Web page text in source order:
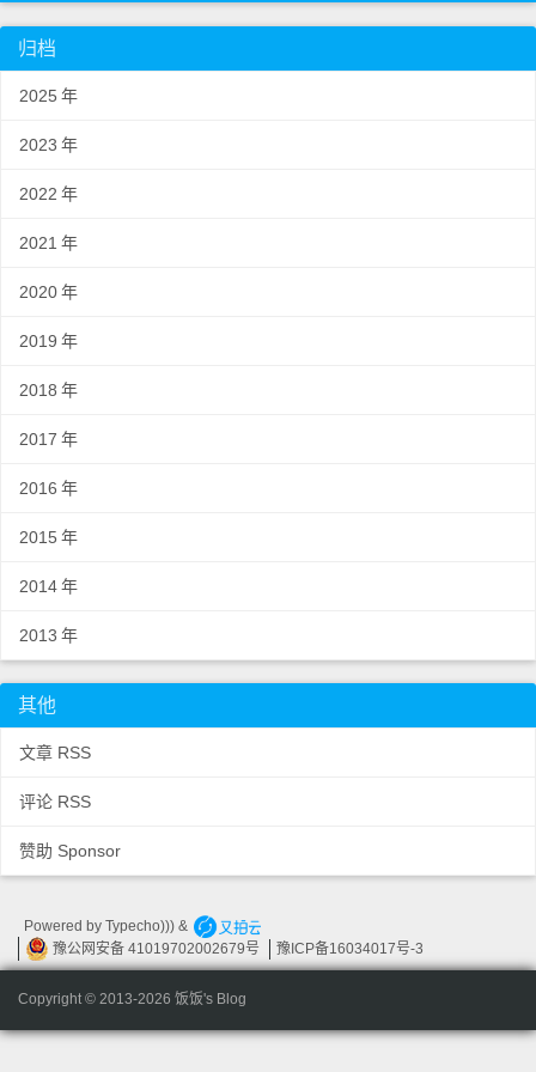
归档
2025 年
2023 年
2022 年
2021 年
2020年
2019 年
2018 年
2017 年
2016 年
2015 年
2014年
2013 年
其他
文章 RSS
评论 RSS
赞助 Sponsor
Copyright © 2013-2026 饭饭's Blog
Powered by Typecho))) &
豫公网安备 41019702002679号 豫ICP备16034017号-3